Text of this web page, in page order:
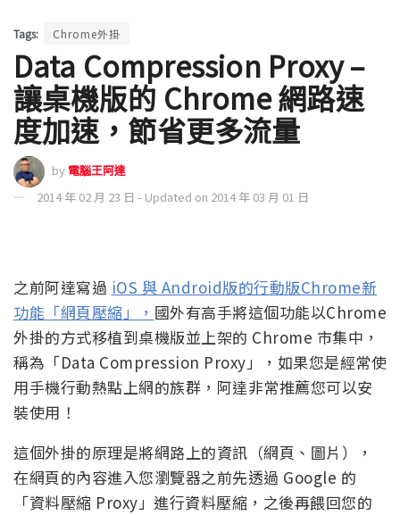
Tags: Chrome外掛
Data Compression Proxy –
讓桌機版的 Chrome 網路速
度加速，節省更多流量
by 電腦王阿達
2014 年 02 月 23 日 - Updated on 2014 年 03 月 01 日
之前阿達寫過 iOS 與 Android版的行動版Chrome新
功能「網頁壓縮」， 國外有高手將這個功能以Chrome
外掛的方式移植到桌機版並上架的 Chrome 市集中，
稱為「Data Compression Proxy」，如果您是經常使
用手機行動熱點上網的族群，阿達非常推薦您可以安
裝使用！
這個外掛的原理是將網路上的資訊（網頁、圖片），
在網頁的內容進入您瀏覽器之前先透過 Google 的
「資料壓縮 Proxy」進行資料壓縮，之後再餵回您的